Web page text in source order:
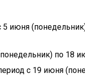
5 июня
по 18
с 19 июня